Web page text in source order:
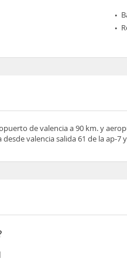
de valencia a 90 km. y
valencia salida 61 de la ap-7